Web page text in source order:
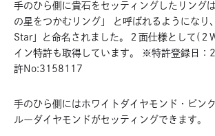
手のひら側に貴石をセッティングしたリング
の星をつかむリング」 と呼ばれるようになり
Star」と命名されました。２面仕様として(２
イン特許も取得しています。 ※特許登録日
許No:3158117
手のひら側にはホワイトダイヤモンド・ピン
ルーダイヤモンドがセッティングできます。